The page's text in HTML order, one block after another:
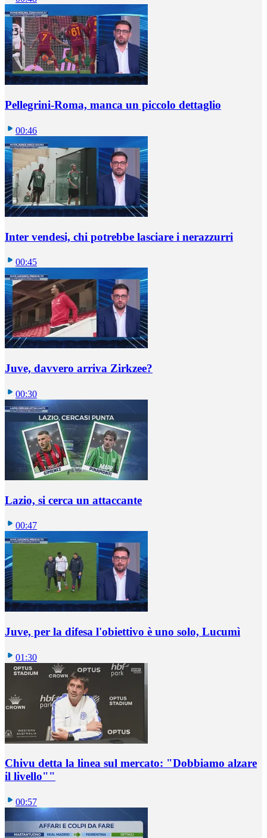
Pellegrini-Roma, manca un piccolo dettaglio
00:46
Inter vendesi, chi potrebbe lasciare i nerazzurri
00:45
Juve, davvero arriva Zirkzee?
00:30
Lazio, si cerca un attaccante
00:47
Juve, per la difesa l'obiettivo è uno solo, Lucumì
01:30
Chivu detta la linea sul mercato: "Dobbiamo alzare
il livello""
00:57